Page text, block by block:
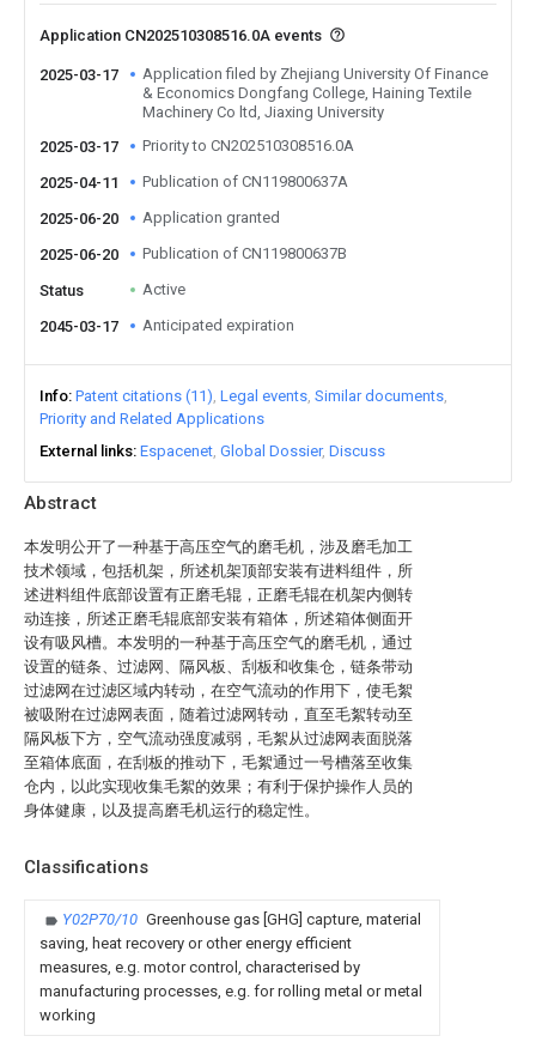
Abstract
本发明公开了一种基于高压空气的磨毛机，涉及磨毛加工
技术领域，包括机架，所述机架顶部安装有进料组件，所
述进料组件底部设置有正磨毛辊，正磨毛辊在机架内侧转
动连接，所述正磨毛辊底部安装有箱体，所述箱体侧面开
设有吸风槽。本发明的一种基于高压空气的磨毛机，通过
设置的链条、过滤网、隔风板、刮板和收集仓，链条带动
过滤网在过滤区域内转动，在空气流动的作用下，使毛絮
被吸附在过滤网表面，随着过滤网转动，直至毛絮转动至
隔风板下方，空气流动强度减弱，毛絮从过滤网表面脱落
至箱体底面，在刮板的推动下，毛絮通过一号槽落至收集
仓内，以此实现收集毛絮的效果；有利于保护操作人员的
身体健康，以及提高磨毛机运行的稳定性。
Classifications
Y02P70/10 Greenhouse gas [GHG] capture, material
saving, heat recovery or other energy efficient
measures, e.g. motor control, characterised by
manufacturing processes, e.g. for rolling metal or metal
working
Application CN202510308516.0A events
2025-03-17
Application filed by Zhejiang University Of Finance
& Economics Dongfang College, Haining Textile
Machinery Co ltd, Jiaxing University
2025-03-17
Priority to CN202510308516.0A
2025-04-11 Publication of CN119800637A
2025-06-20 Application granted
2025-06-20 Publication of CN119800637B
Status Active
2045-03-17 Anticipated expiration
Info Patent citations (11) Legal events Similar documents
Priority and Related Applications
External links Espacenet Global Dossier Discuss